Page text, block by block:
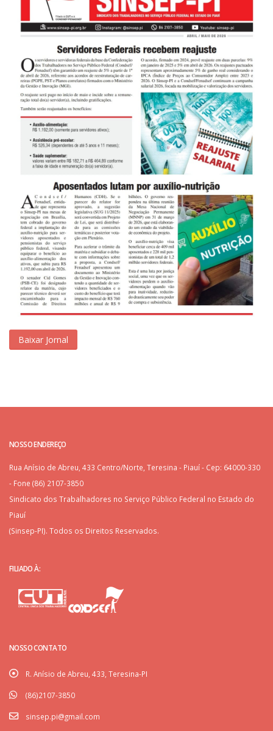
Baixar Jornal
NOSSO ENDEREÇO
Rua Anísio de Abreu, 433 Centro/Norte, Teresina - Piauí - Cep: 64000-330
- Fone (86) 2107-3850
Sindicato dos Trabalhadores no Serviço Público Federal no Estado do
Piauí
(Sinsep-PI). Todos os Direitos Reservados.
FILIADO À:
NOSSO CONTATO
R. Anísio de Abreu, 433, Teresina-PI
(86)2107-3850
sinsep.pi@gmail.com